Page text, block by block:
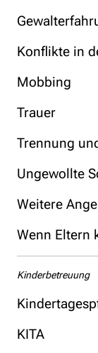
Konflikte in
Mobbing
Trauer
Trennung
Ungewollte
Weitere
Wenn Eltern
Kinderbetreuung
KITA